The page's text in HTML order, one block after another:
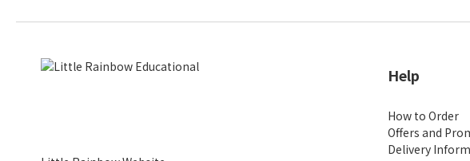
Help
How to Order
Offers and
Delivery